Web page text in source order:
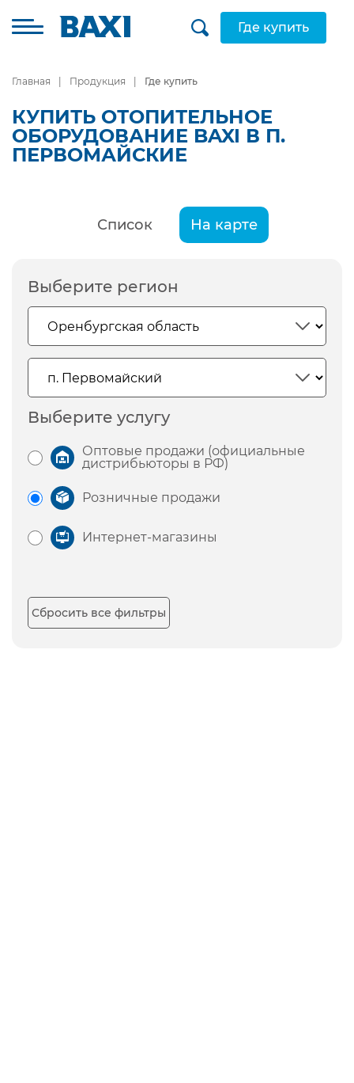
Где купить
Главная Продукция Где купить
КУПИТЬ ОТОПИТЕЛЬНОЕ
ОБОРУДОВАНИЕ BAXI В П.
ПЕРВОМАЙСКИЕ
Список На карте
Выберите регион
Выберите услугу
Оптовые продажи (официальные
дистрибьюторы в РФ)
Розничные продажи
Интернет-магазины
Сбросить все фильтры